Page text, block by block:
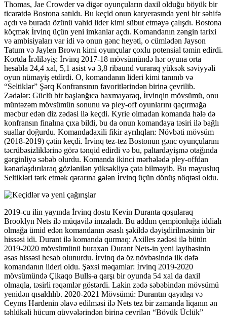
Thomas, Jae Crowder və digər oyunçuların daxil olduğu böyük bir
ticarətdə Bostona satıldı. Bu keçid onun karyerasında yeni bir səhifə
açdı və burada özünü vahid lider kimi sübut etməyə çalışdı. Bostona
köçmək İrvinq üçün yeni imkanlar açdı. Komandanın zəngin tarixi
və ambisiyaları var idi və onun gənc heyəti, o cümlədən Jayson
Tatum və Jaylen Brown kimi oyunçular çoxlu potensial təmin edirdi.
Kortda İrəliləyiş: İrvinq 2017-18 mövsümündə hər oyuna orta
hesabla 24,4 xal, 5,1 asist və 3,8 ribaund vuraraq yüksək səviyyəli
oyun nümayiş etdirdi. O, komandanın lideri kimi tanınıb və
“Seltiklər” Şərq Konfransının favoritlərindən birinə çevrilib.
Zədələr: Güclü bir başlanğıca baxmayaraq, İrvinqin mövsümü, onu
müntəzəm mövsümün sonunu və pley-off oyunlarını qaçırmağa
məcbur edən diz zədəsi ilə keçdi. Kyrie olmadan komanda hələ də
konfransın finalına çıxa bildi, bu da onun komandaya təsiri ilə bağlı
suallar doğurdu. Komandadaxili fikir ayrılıqları: Növbəti mövsüm
(2018-2019) çətin keçdi. İrvinq tez-tez Bostonun gənc oyunçularını
təcrübəsizliklərinə görə tənqid edirdi və bu, paltardəyişmə otağında
gərginliyə səbəb olurdu. Komanda ikinci mərhələdə pley-offdan
kənarlaşdırılaraq gözlənilən yüksəkliyə çata bilməyib. Bu məyusluq
Seltikləri tərk etmək qərarına gələn İrvinq üçün dönüş nöqtəsi oldu.
2019-cu ilin yayında İrvinq dostu Kevin Duranta qoşularaq
Brooklyn Nets ilə müqavilə imzaladı. Bu addım çempionluğa iddialı
olmağa ümid edən komandanın əsaslı şəkildə dəyişdirilməsinin bir
hissəsi idi. Durant ilə komanda qurmaq: Axilles zədəsi ilə bütün
2019-2020 mövsümünü buraxan Durant Nets-in yeni layihəsinin
əsas hissəsi hesab olunurdu. İrvinq də öz növbəsində ilk dəfə
komandanın lideri oldu. Şəxsi məqamlar: İrvinq 2019-2020
mövsümündə Çikaqo Bulls-a qarşı bir oyunda 54 xal da daxil
olmaqla, təsirli rəqəmlər göstərdi. Lakin zədə səbəbindən mövsümü
yenidən qısaldılıb. 2020-2021 Mövsümü: Durantın qayıdışı və
Ceyms Hardenin əlavə edilməsi ilə Nets tez bir zamanda liqanın ən
təhlükəli hücum qüvvələrindən birinə çevrilən “Böyük Üçlük”